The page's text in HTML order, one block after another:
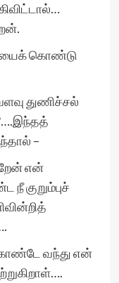
கொண்டு
துணிச்சல்
–
என்
நீ குறும்புச்
வந்து என்